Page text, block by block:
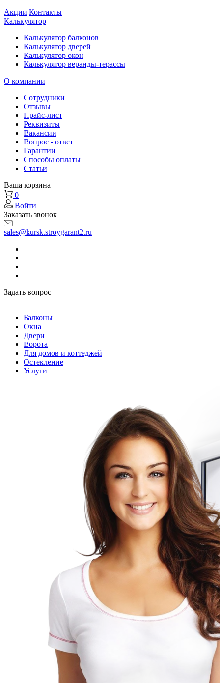
Акции Контакты
Калькулятор
Калькулятор балконов
Калькулятор дверей
Калькулятор окон
Калькулятор веранды-терассы
О компании
Сотрудники
Отзывы
Прайс-лист
Реквизиты
Вакансии
Вопрос - ответ
Гарантии
Способы оплаты
Статьи
Ваша корзина
0
Войти
Заказать звонок
sales@kursk.stroygarant2.ru
Задать вопрос
Балконы
Окна
Двери
Ворота
Для домов и коттеджей
Остекление
Услуги